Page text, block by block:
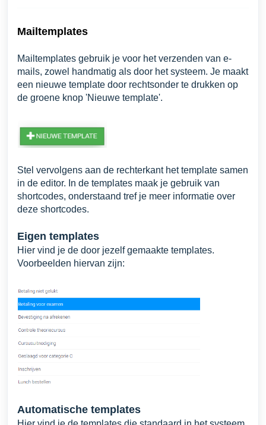
Mailtemplates
Mailtemplates gebruik je voor het verzenden van e-
mails, zowel handmatig als door het systeem. Je maakt
een nieuwe template door rechtsonder te drukken op
de groene knop 'Nieuwe template'.
Stel vervolgens aan de rechterkant het template samen
in de editor. In de templates maak je gebruik van
shortcodes, onderstaand tref je meer informatie over
deze shortcodes.
Eigen templates
Hier vind je de door jezelf gemaakte templates.
Voorbeelden hiervan zijn:
Automatische templates